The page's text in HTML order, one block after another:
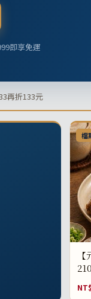
即享免運
再折133元
檔
NT$